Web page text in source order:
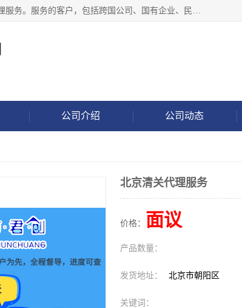
东方君创进出口（北京）有限公司，成立20年来，专注于提供外贸进出口代理服务。服务的客户，包括跨国公司、国有企业、民营企业等。作为的综合性外贸企业，公司拥有一支精通进出口贸易的团队，从事各类商品和技术的进口清关代理报关。进出口商品涉及20多个大类、上千个品种，贸易客户遍布世界各个国家和地区。
公司介绍 公司动态
北京清关代理服务
价格： 面议
产品数量：
发货地址： 北京市朝阳区
关键词：